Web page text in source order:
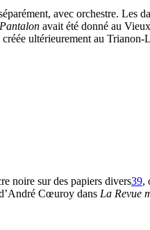
avec orchestre. Les
avait été donné au
ultérieurement au
noire sur des papiers divers39,
Cœuroy dans La Revue